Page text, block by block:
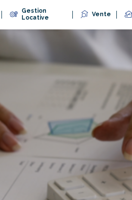
Gestion
Locative
Vente